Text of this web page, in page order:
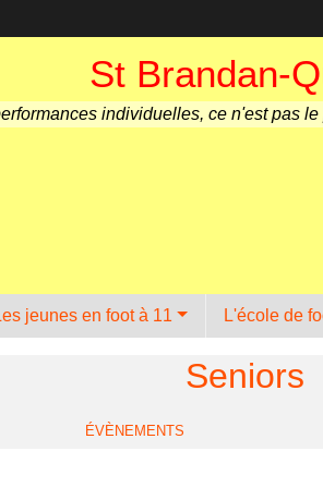
St Brandan-
individuelles, ce n'est pas
jeunes en foot à 11 L'école de
Seniors
ÉVÈNEMENTS